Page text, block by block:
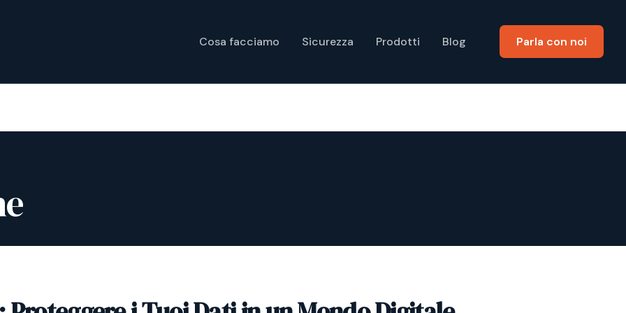
Cosa facciamo Sicurezza Prodotti Blog Parla con noi